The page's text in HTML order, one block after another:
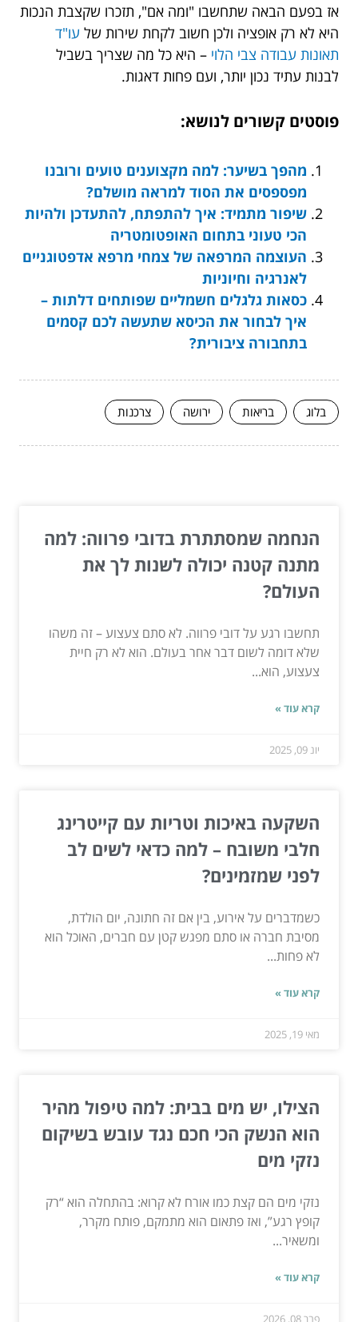
אז בפעם הבאה שתחשבו "ומה אם", תזכרו שקצבת הנכות
היא לא רק אופציה ולכן חשוב לקחת שירות של עו"ד
תאונות עבודה צבי הלוי – היא כל מה שצריך בשביל
לבנות עתיד נכון יותר, ועם פחות דאגות.
פוסטים קשורים לנושא:
מהפך בשיער: למה מקצוענים טועים ורובנו
מפספסים את הסוד למראה מושלם?
שיפור מתמיד: איך להתפתח, להתעדכן ולהיות
הכי טעוני בתחום האופטומטריה
העוצמה המרפאה של צמחי מרפא אדפטוגניים
לאנרגיה וחיוניות
כסאות גלגלים חשמליים שפותחים דלתות –
איך לבחור את הכיסא שתעשה לכם קסמים
בתחבורה ציבורית?
בלוג בריאות ירושה צרכנות
הנחמה שמסתתרת בדובי פרווה: למה
מתנה קטנה יכולה לשנות לך את
העולם?
תחשבו רגע על דובי פרווה. לא סתם צעצוע – זה משהו
שלא דומה לשום דבר אחר בעולם. הוא לא רק חיית
צעצוע, הוא...
קרא עוד »
יונ 09, 2025
השקעה באיכות וטריות עם קייטרינג
חלבי משובח – למה כדאי לשים לב
לפני שמזמינים?
כשמדברים על אירוע, בין אם זה חתונה, יום הולדת,
מסיבת חברה או סתם מפגש קטן עם חברים, האוכל הוא
לא פחות...
קרא עוד »
מאי 19, 2025
הצילו, יש מים בבית: למה טיפול מהיר
הוא הנשק הכי חכם נגד עובש בשיקום
נזקי מים
נזקי מים הם קצת כמו אורח לא קרוא: בהתחלה הוא “רק
קופץ רגע”, ואז פתאום הוא מתמקם, פותח מקרר,
ומשאיר...
קרא עוד »
פבר 08, 2026